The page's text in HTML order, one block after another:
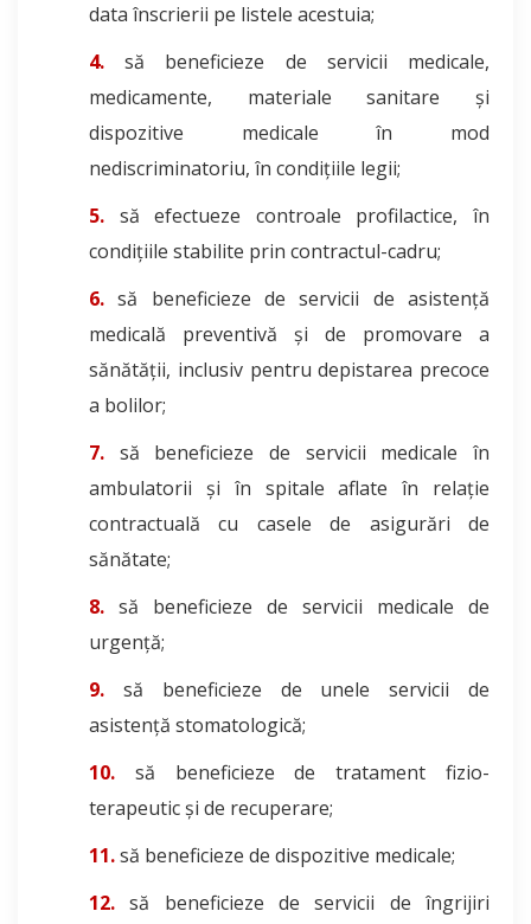
data înscrierii pe listele acestuia;
să beneficieze de servicii medicale,
medicamente, materiale sanitare și
dispozitive medicale în mod
nediscriminatoriu, în condițiile legii;
să efectueze controale profilactice, în
condițiile stabilite prin contractul-cadru;
să beneficieze de servicii de asistență
medicală preventivă și de promovare a
sănătății, inclusiv pentru depistarea precoce
a bolilor;
să beneficieze de servicii medicale în
ambulatorii și în spitale aflate în relație
contractuală cu casele de asigurări de
sănătate;
să beneficieze de servicii medicale de
urgență;
să beneficieze de unele servicii de
asistență stomatologică;
să beneficieze de tratament fizio-
terapeutic și de recuperare;
să beneficieze de dispozitive medicale;
să beneficieze de servicii de îngrijiri